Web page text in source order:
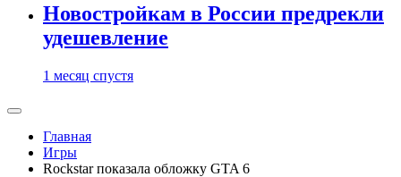
Новостройкам в России предрекли
удешевление
1 месяц спустя
Главная
Игры
Rockstar показала обложку GTA 6